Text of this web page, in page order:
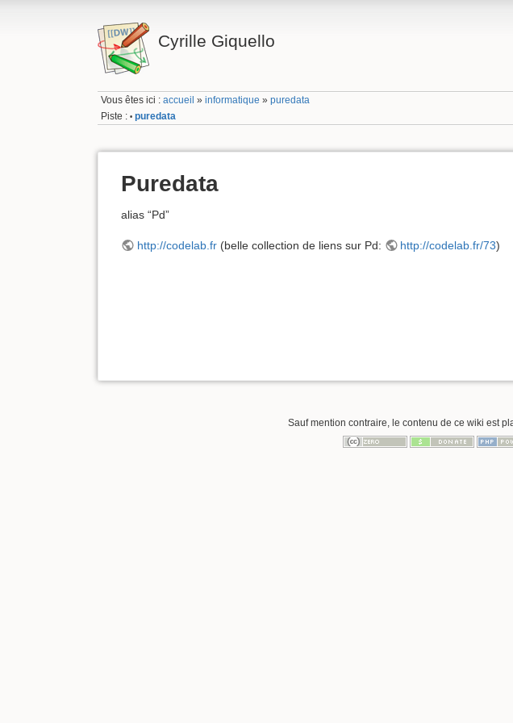
Cyrille Giquello
Vous êtes ici :accueil »informatique »puredata
Piste : • puredata
Puredata
alias “Pd”
http://codelab.fr(belle collection de liens sur Pd: http://codelab.fr/73)
Sauf mention contraire, le contenu de ce wiki est